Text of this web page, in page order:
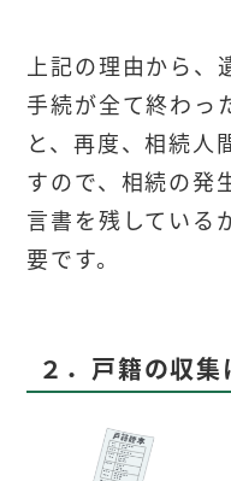
上記の理由から、
手続が全て終わっ
と、再度、相続人
すので、相続の発
言書を残している
要です。
２．戸籍の収